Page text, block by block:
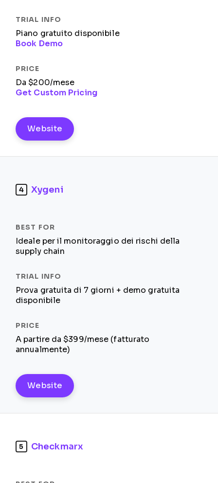
Piano gratuito disponibile
Book Demo
Da $200/mese
Get Custom Pricing
Website
4 Xygeni
Ideale per il monitoraggio dei rischi della
supply chain
Prova gratuita di 7 giorni + demo gratuita
disponibile
A partire da $399/mese (fatturato
annualmente)
Website
5 Checkmarx